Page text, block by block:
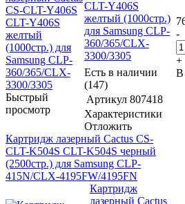
Быстрый
просмотр
CLT-Y406S
желтый (1000стр.)
для Samsung CLP-
360/365/CLX-
3300/3305
Есть в наличии
(147)
Артикул 807418
Характеристики
Отложить
-
+
В
Картридж лазерный Cactus CS-
CLT-K504S CLT-K504S черный
(2500стр.) для Samsung CLP-
415N/CLX-4195FW/4195FN
Картридж
лазерный Cactus